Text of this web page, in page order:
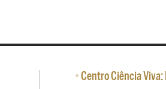
•Centro Ciência